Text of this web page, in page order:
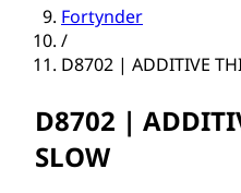
Fortynder
/
D8702 | ADDITIVE
D8702 |
SLOW